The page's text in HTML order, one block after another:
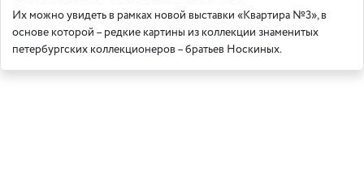
Их можно увидеть в рамках новой выставки «Квартира №3», в
основе которой – редкие картины из коллекции знаменитых
петербургских коллекционеров – братьев Носкиных.